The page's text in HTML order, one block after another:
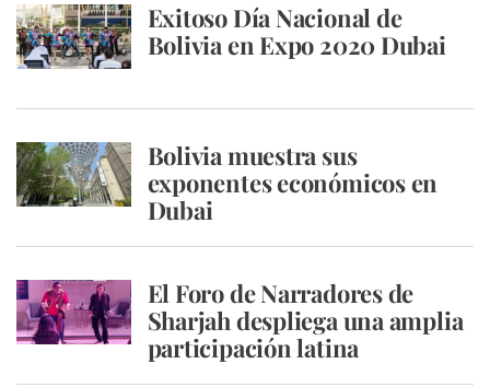
Exitoso Día Nacional de
Bolivia en Expo 2020 Dubai
Bolivia muestra sus
exponentes económicos en
Dubai
El Foro de Narradores de
Sharjah despliega una amplia
participación latina